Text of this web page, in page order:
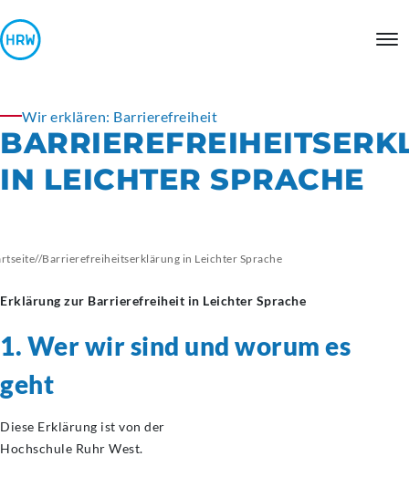
Wir erklären: Barrierefreiheit
IN LEICHTER SPRACHE
//Barrierefreiheitserklärung in Leichter Sprache
Erklärung zur Barrierefreiheit in Leichter Sprache
1. Wer wir sind und worum es
geht
Diese Erklärung ist von der
Hochschule Ruhr West.